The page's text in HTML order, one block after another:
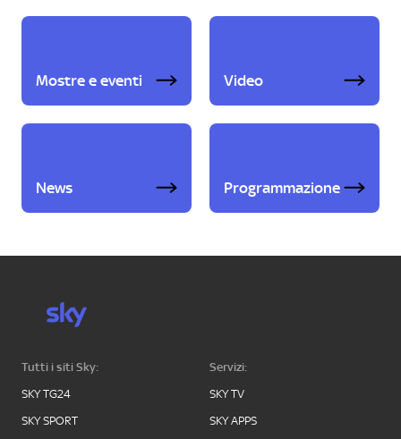
Mostre e eventi Video
News Programmazione
Tutti i siti Sky:
SKY TG24
SKY SPORT
Servizi:
SKY TV
SKY APPS